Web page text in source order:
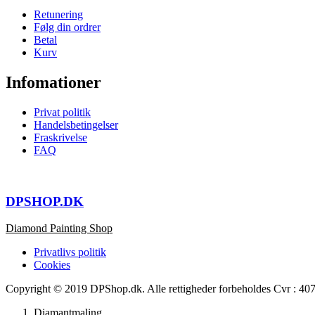
Retunering
Følg din ordrer
Betal
Kurv
Infomationer
Privat politik
Handelsbetingelser
Fraskrivelse
FAQ
DPSHOP.DK
Diamond Painting Shop
Privatlivs politik
Cookies
Copyright © 2019 DPShop.dk. Alle rettigheder forbeholdes Cvr :